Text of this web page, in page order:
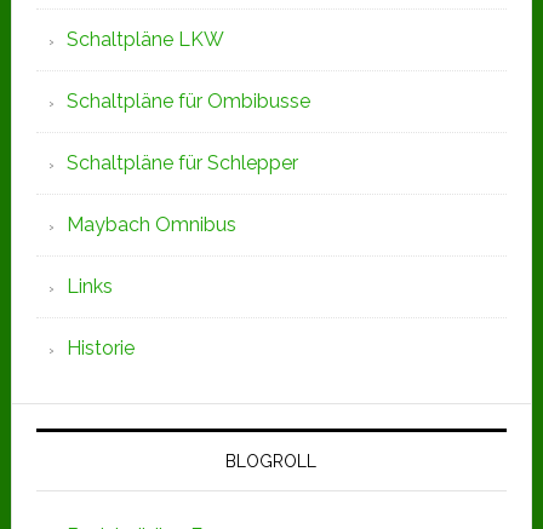
Schaltpläne LKW
Schaltpläne für Ombibusse
Schaltpläne für Schlepper
Maybach Omnibus
Links
Historie
BLOGROLL